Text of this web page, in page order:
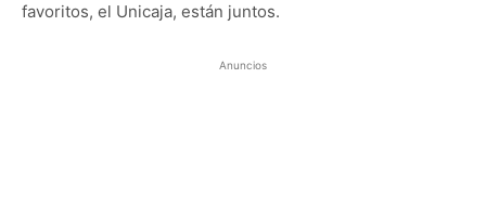
favoritos, el Unicaja, están juntos.
Anuncios